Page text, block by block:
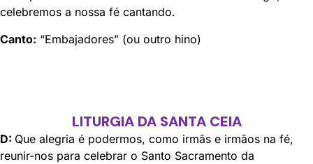
celebremos a nossa fé cantando.
Canto: “Embajadores” (ou outro hino)
LITURGIA DA SANTA CEIA
D: Que alegria é podermos, como irmãs e irmãos na fé,
reunir-nos para celebrar o Santo Sacramento da